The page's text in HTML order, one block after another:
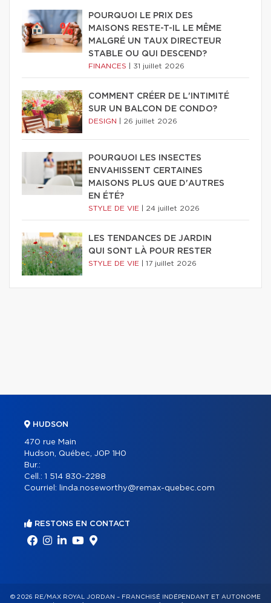
POURQUOI LE PRIX DES
MAISONS RESTE-T-IL LE MÊME
MALGRÉ UN TAUX DIRECTEUR
STABLE OU QUI DESCEND?
FINANCES 31 juillet 2026
COMMENT CRÉER DE L'INTIMITÉ
SUR UN BALCON DE CONDO?
DESIGN 26 juillet 2026
POURQUOI LES INSECTES
ENVAHISSENT CERTAINES
MAISONS PLUS QUE D'AUTRES
EN ÉTÉ?
STYLE DE VIE 24 juillet 2026
LES TENDANCES DE JARDIN
QUI SONT LÀ POUR RESTER
STYLE DE VIE 17 juillet 2026
HUDSON
470 rue Main
Hudson, Québec, J0P 1H0
Bur.:
Cell.: 1 514 830-2288
Courriel:
linda.noseworthy@remax-quebec.com
RESTONS EN CONTACT
© 2026 RE/MAX ROYAL JORDAN – FRANCHISÉ INDÉPENDANT ET AUTONOME